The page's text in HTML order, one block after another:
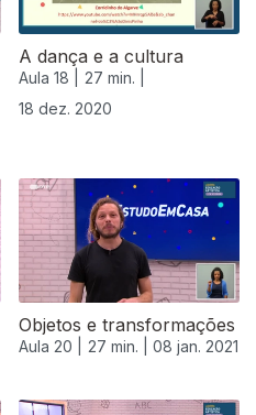
A dança e a cultura
Aula 18 |
27 min. |
18 dez. 2020
Objetos e transformações
Aula 20 | 27 min. | 08 jan. 2021